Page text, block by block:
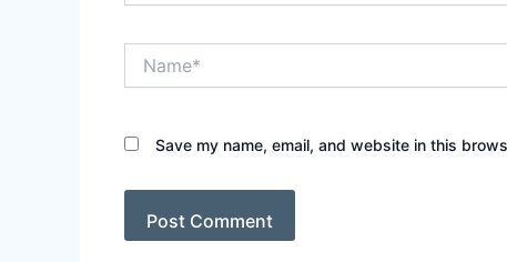
Save my name, email, and website in this